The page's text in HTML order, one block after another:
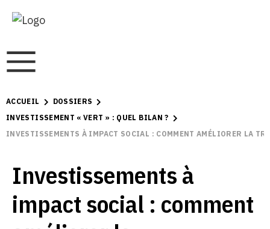
ACCUEIL
DOSSIERS
INVESTISSEMENT « VERT » : QUEL BILAN ?
INVESTISSEMENTS À IMPACT SOCIAL : COMMENT AMÉLIORER LA
Investissements à
impact social : comment